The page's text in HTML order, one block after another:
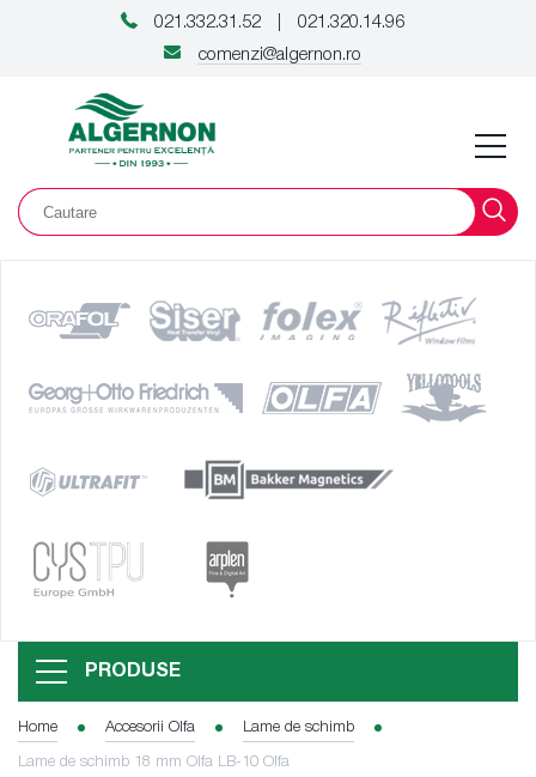
021.332.31.52
021.320.14.96
comenzi@algernon.ro
PRODUSE
Home Accesorii Olfa Lame de schimb
Lame de schimb 18 mm Olfa LB-10 Olfa